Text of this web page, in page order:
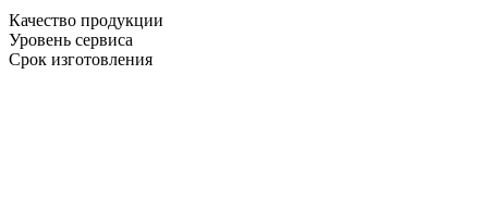
Качество продукции
Уровень сервиса
Срок изготовления